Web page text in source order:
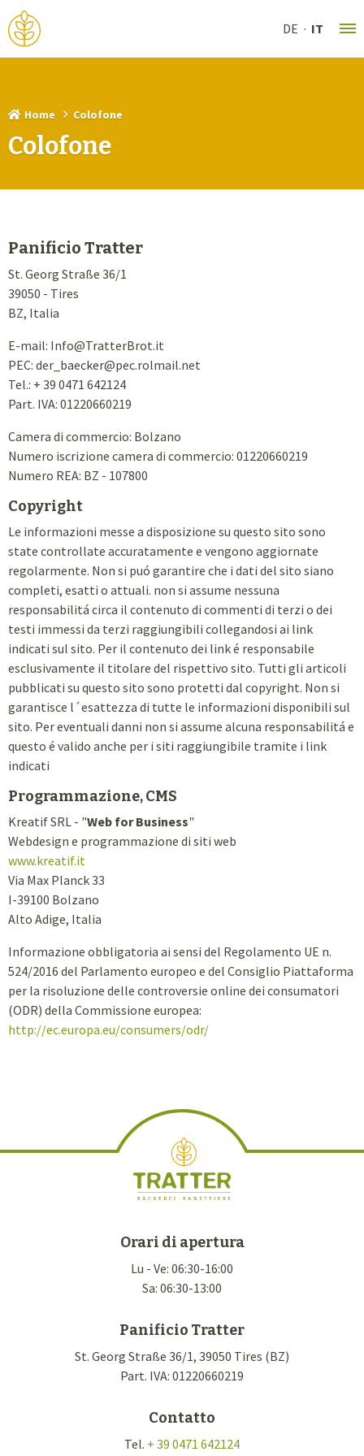
DE IT
Home Colofone
Colofone
Panificio Tratter
St. Georg Straße 36/1
39050 - Tires
BZ, Italia
E-mail: Info@TratterBrot.it
PEC: der_baecker@pec.rolmail.net
Tel.: + 39 0471 642124
Part. IVA: 01220660219
Camera di commercio: Bolzano
Numero iscrizione camera di commercio: 01220660219
Numero REA: BZ - 107800
Copyright
Le informazioni messe a disposizione su questo sito sono
state controllate accuratamente e vengono aggiornate
regolarmente. Non si puó garantire che i dati del sito siano
completi, esatti o attuali. non si assume nessuna
responsabilitá circa il contenuto di commenti di terzi o dei
testi immessi da terzi raggiungibili collegandosi ai link
indicati sul sito. Per il contenuto dei link é responsabile
esclusivamente il titolare del rispettivo sito. Tutti gli articoli
pubblicati su questo sito sono protetti dal copyright. Non si
garantisce l´esattezza di tutte le informazioni disponibili sul
sito. Per eventuali danni non si assume alcuna responsabilitá e
questo é valido anche per i siti raggiungibile tramite i link
indicati
Programmazione, CMS
Kreatif SRL - "Web for Business"
Webdesign e programmazione di siti web
www.kreatif.it
Via Max Planck 33
I-39100 Bolzano
Alto Adige, Italia
Informazione obbligatoria ai sensi del Regolamento UE n.
524/2016 del Parlamento europeo e del Consiglio Piattaforma
per la risoluzione delle controversie online dei consumatori
(ODR) della Commissione europea:
http://ec.europa.eu/consumers/odr/
Orari di apertura
Lu - Ve: 06:30-16:00
Sa: 06:30-13:00
Panificio Tratter
St. Georg Straße 36/1, 39050 Tires (BZ)
Part. IVA: 01220660219
Contatto
Tel. + 39 0471 642124